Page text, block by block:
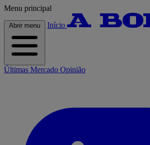
Menu principal
Abrir menu Início
Últimas Mercado Opinião